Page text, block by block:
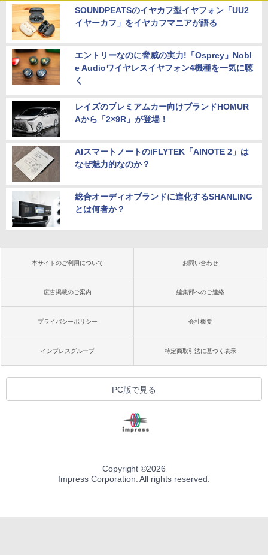
SOUNDPEATSのイヤカフ型イヤフォン「UU2
イヤーカフ」をイヤカフマニアが語る
エントリーなのに脅威の実力!「Osprey」Nobl
e Audioワイヤレスイヤフォン4機種を一気に聴
く
レイズのプレミアムカー向けブランドHOMUR
Aから「2×9R」が登場！
AIスマートノートのiFLYTEK「AINOTE 2」は
なぜ魅力的なのか？
総合オーディオブランドに進化するSHANLING
とは何者か？
本サイトのご利用について お問い合わせ
広告掲載のご案内 編集部へのご連絡
プライバシーポリシー 会社概要
インプレスグループ 特定商取引法に基づく表示
PC版で見る
Copyright ©2026
Impress Corporation. All rights reserved.